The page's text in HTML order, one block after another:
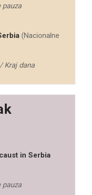
pauza
(Nacionalne
Kraj dana
in Serbia
pauza